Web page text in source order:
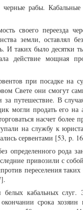
рабы.
своего переезда
земли, оставлял
И таких было десятки
действие мощная
при посадке на
Свете они смогут
путешествие. В
могли продать его
насчет
на службу к
сервентами [53, p.
рода
привозили с
переселения
кабальных слуг.
срока хозяин